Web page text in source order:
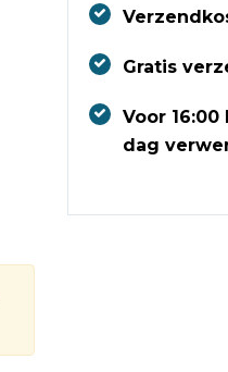
Gratis
Voor
dag